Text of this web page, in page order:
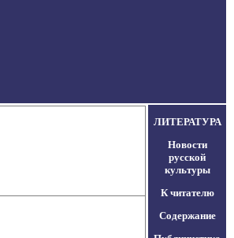
ЛИТЕРАТУРА
Новости
русской
культуры
К читателю
Содержание